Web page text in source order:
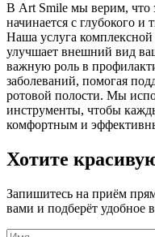
В Art Smile мы верим, что
начинается с глубокого и
Наша услуга
улучшает внешний вид
важную роль в
заболеваний, помогая
ротовой полости. Мы
инструменты, чтобы
комфортным и
Хотите
Запишитесь на приём
вами и подберёт удобное